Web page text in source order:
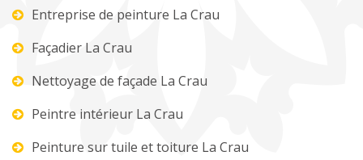
Entreprise de peinture La Crau
Façadier La Crau
Nettoyage de façade La Crau
Peintre intérieur La Crau
Peinture sur tuile et toiture La Crau